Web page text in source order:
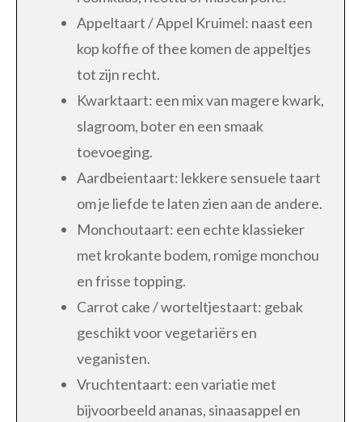
Appeltaart / Appel Kruimel: naast een
kop koffie of thee komen de appeltjes
tot zijn recht.
Kwarktaart: een mix van magere kwark,
slagroom, boter en een smaak
toevoeging.
Aardbeientaart: lekkere sensuele taart
om je liefde te laten zien aan de andere.
Monchoutaart: een echte klassieker
met krokante bodem, romige monchou
en frisse topping.
Carrot cake / worteltjestaart: gebak
geschikt voor vegetariërs en
veganisten.
Vruchtentaart: een variatie met
bijvoorbeeld ananas, sinaasappel en